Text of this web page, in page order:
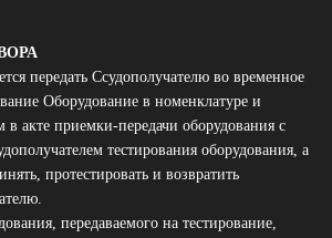
передать Ссудополучателю во временное
Оборудование в номенклатуре и
в акте приемки-передачи оборудования с
тестирования оборудования, а
протестировать и возвратить
передаваемого на тестирование,